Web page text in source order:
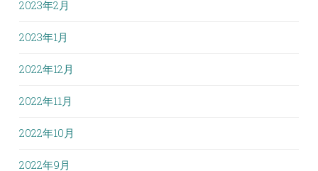
2023年2月
2023年1月
2022年12月
2022年11月
2022年10月
2022年9月